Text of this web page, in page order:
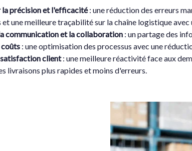
la précision et l'efficacité : une réduction des erreurs
une meilleure traçabilité sur la chaîne logistique
communication et la collaboration : un partage des
coûts : une optimisation des processus avec une
client : une meilleure réactivité face aux
livraisons plus rapides et moins d'erreurs.